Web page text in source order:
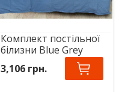
Комплект постільної
білизни Blue Grey
3,106 грн.